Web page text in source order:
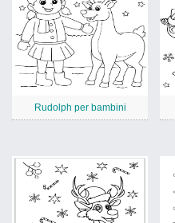
Rudolph per bambini